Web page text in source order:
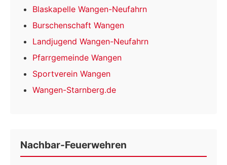
Blaskapelle Wangen-Neufahrn
Burschenschaft Wangen
Landjugend Wangen-Neufahrn
Pfarrgemeinde Wangen
Sportverein Wangen
Wangen-Starnberg.de
Nachbar-Feuerwehren